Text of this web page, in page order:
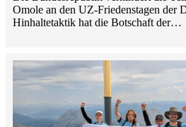
Omole an den UZ-Friedenstagen der
Hinhaltetaktik hat die Botschaft der…